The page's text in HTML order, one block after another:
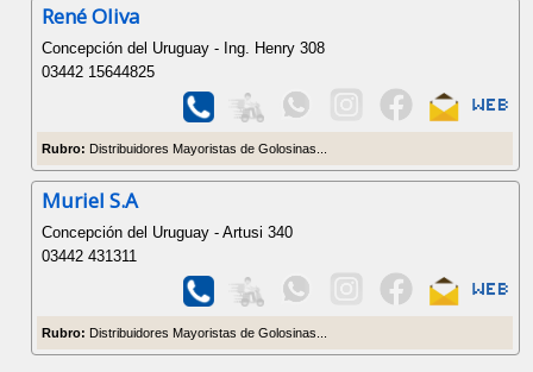
René Oliva
Concepción del Uruguay - Ing. Henry 308
03442 15644825
Rubro: Distribuidores Mayoristas de Golosinas...
Muriel S.A
Concepción del Uruguay - Artusi 340
03442 431311
Rubro: Distribuidores Mayoristas de Golosinas...